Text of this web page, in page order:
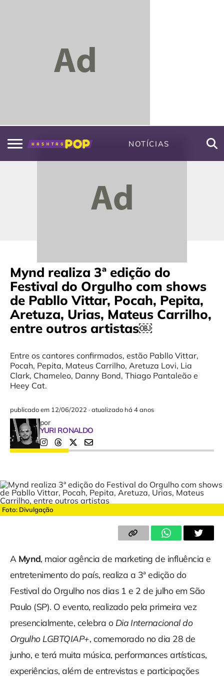
NOTÍCIAS
Mynd realiza 3ª edição do
Festival do Orgulho com shows
de Pabllo Vittar, Pocah, Pepita,
Aretuza, Urias, Mateus Carrilho,
entre outros artistas￼
Entre os cantores confirmados, estão Pabllo Vittar,
Pocah, Pepita, Mateus Carrilho, Aretuza Lovi, Lia
Clark, Chameleo, Danny Bond, Thiago Pantaleão e
Heey Cat.
publicado em 12/06/2022 ·atualizado há 4 anos
por
YURI RONALDO
Foto: Divulgação
A Mynd, maior agência de marketing de influência e
entretenimento do país, realiza a 3ª edição do
Festival do Orgulho nos dias 1 e 2 de julho em São
Paulo (SP). O evento, realizado pela primeira vez
presencialmente, celebra o Dia Internacional do
Orgulho LGBTQIAP+, comemorado no dia 28 de
junho, e terá muita música, performances artísticas,
experiências, além de entrevistas e participações